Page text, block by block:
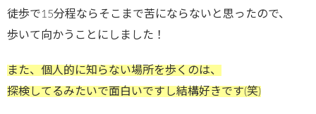
徒歩で15分程ならそこまで苦にならないと思ったので、
歩いて向かうことにしました！
また、個人的に知らない場所を歩くのは、
探検してるみたいで面白いですし結構好きです(笑)